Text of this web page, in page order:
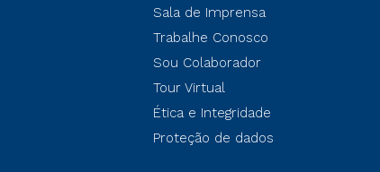
Sala de Imprensa
Trabalhe Conosco
Sou Colaborador
Tour Virtual
Ética e Integridade
Proteção de dados